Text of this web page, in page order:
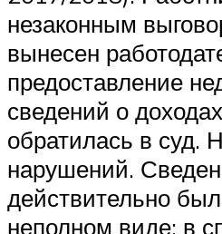
незаконным
вынесен
предоставление
сведений о
обратилась в суд.
нарушений.
действительно
неполном виде: в